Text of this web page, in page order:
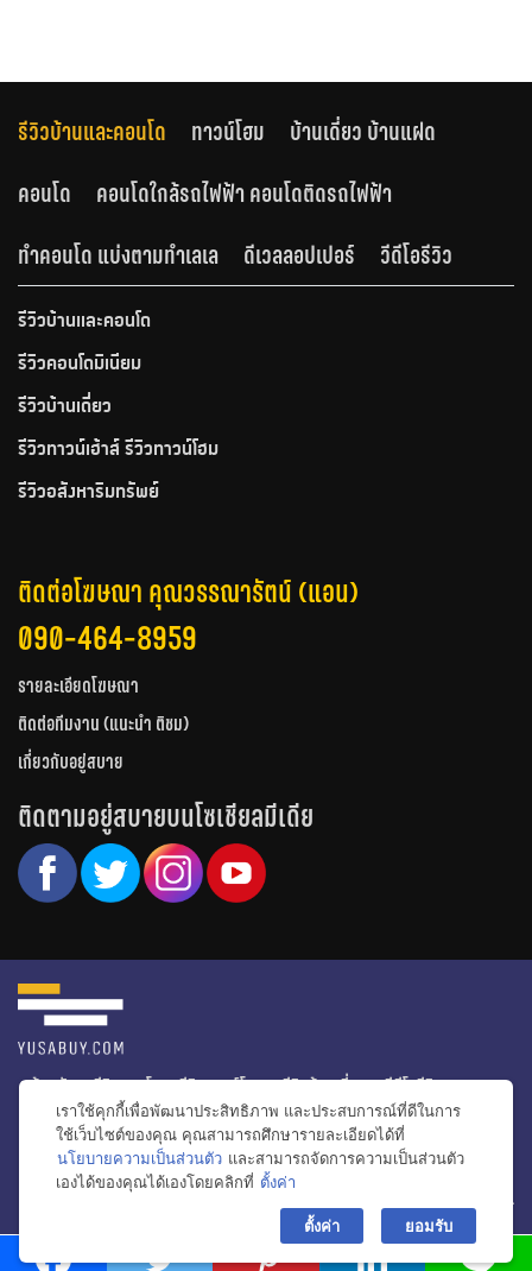
รีวิวบ้านและคอนโด ทาวน์โฮม
บ้านเดี่ยว บ้านแฝด
คอนโด
คอนโดใกล้รถไฟฟ้า คอนโดติดรถไฟฟ้า
ทำคอนโด แบ่งตามทำเลเล
ดีเวลลอปเปอร์ วีดีโอรีวิว
รีวิวบ้านและคอนโด
รีวิวคอนโดมิเนียม
รีวิวบ้านเดี่ยว
รีวิวทาวน์เฮ้าส์ รีวิวทาวน์โฮม
รีวิวอสังหาริมทรัพย์
ติดต่อโฆษณา คุณวรรณารัตน์ (แอน)
090-464-8959
รายละเอียดโฆษณา
ติดต่อทีมงาน (แนะนำ ติชม)
เกี่ยวกับอยู่สบาย
ติดตามอยู่สบายบนโซเชียลมีเดีย
หน้าหลัก รีวิวคอนโด รีวิวทาวน์โฮม รีวิวบ้านเดี่ยว
วีดีโอรีวิว
ไอเดียแต่งบ้าน
ข่าวอสังหาริมทรัพย์
โปรโมชั่นบ้านและคอนโด
โครงการน่าสนใจ
© สงวนลิขสิทธิ์ 2556-2564
เราใช้คุกกี้เพื่อพัฒนาประสิทธิภาพ และประสบการณ์ที่ดีในการ
ใช้เว็บไซต์ของคุณ คุณสามารถศึกษารายละเอียดได้ที่
นโยบายความเป็นส่วนตัว และสามารถจัดการความเป็นส่วนตัว
เองได้ของคุณได้เองโดยคลิกที่ ตั้งค่า
ตั้งค่า ยอมรับ